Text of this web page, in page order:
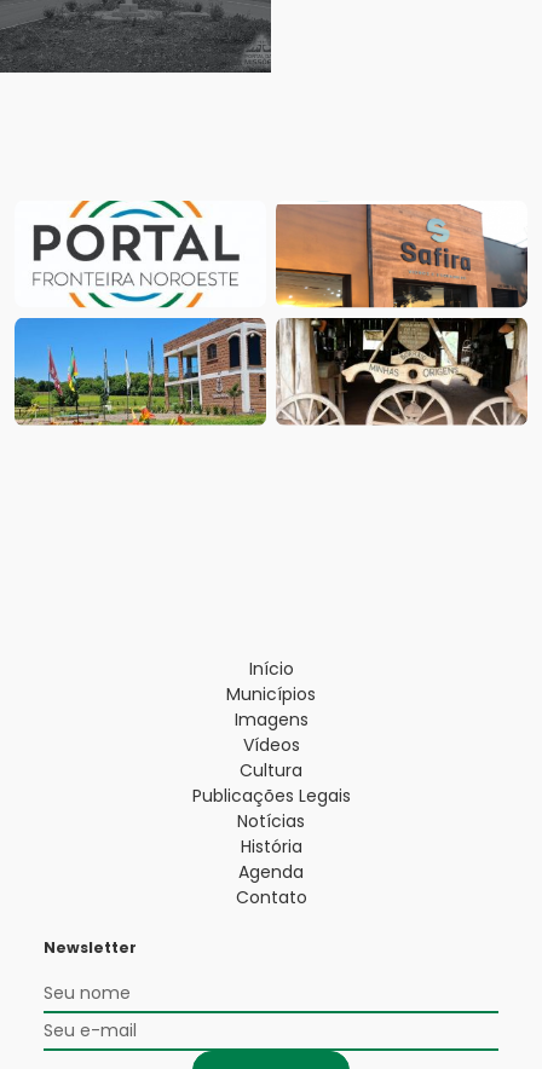
Início
Municípios
Imagens
Vídeos
Cultura
Publicações Legais
Notícias
História
Agenda
Contato
Newsletter